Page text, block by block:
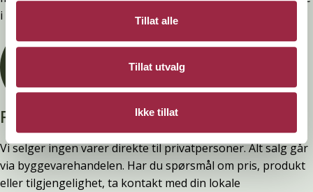
Tillat alle
Tillat utvalg
Ikke tillat
i våre FDV-er.
Privatperson?
Vi selger ingen varer direkte til privatpersoner. Alt salg går
via byggevarehandelen. Har du spørsmål om pris, produkt
eller tilgjengelighet, ta kontakt med din lokale